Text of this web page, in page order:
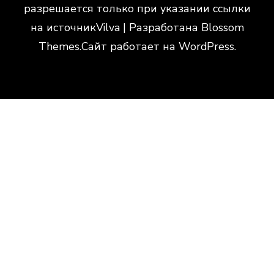
разрешается только при указании ссылки
на источникVilva | Разработана Blossom
Themes.Сайт работает на WordPress.